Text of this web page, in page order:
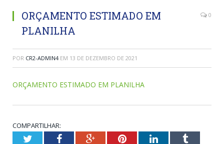
ORÇAMENTO ESTIMADO EM
PLANILHA
0
POR CR2-ADMIN4 EM 13 DE DEZEMBRO DE 2021
ORÇAMENTO ESTIMADO EM PLANILHA
COMPARTILHAR:
TwitterFacebookGoogle+PinterestLinkedInTumblr